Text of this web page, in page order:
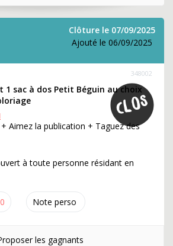
Clôture le 07/09/2025
Ajouté le 06/09/2025
0 Note perso
348002
sac à dos Petit Béguin au choix
Aimez la publication + Taguez des
à toute personne résidant en
les gagnants